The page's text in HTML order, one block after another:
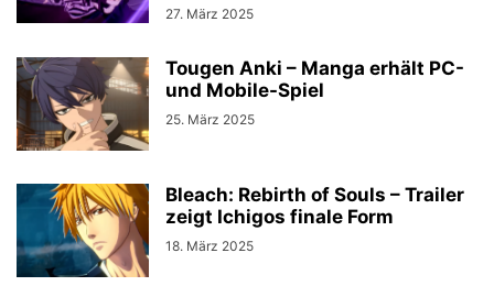
27. März 2025
Tougen Anki – Manga erhält PC-
und Mobile-Spiel
25. März 2025
Bleach: Rebirth of Souls – Trailer
zeigt Ichigos finale Form
18. März 2025